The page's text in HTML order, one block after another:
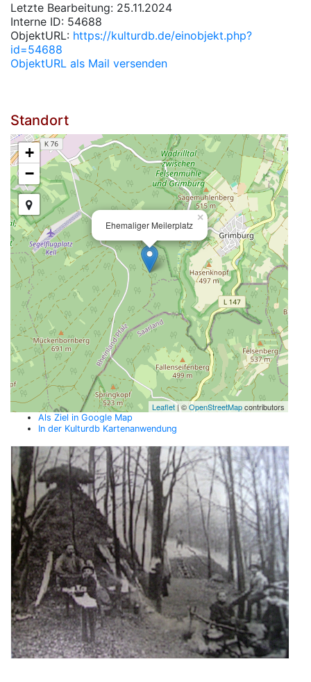
Letzte Bearbeitung: 25.11.2024
Interne ID: 54688
ObjektURL: https://kulturdb.de/einobjekt.php?
id=54688
ObjektURL als Mail versenden
Standort
Ehemaliger Meilerplatz
×
+
−
Leaflet| ©OpenStreetMapcontributors
Als Ziel in Google Map
In der Kulturdb Kartenanwendung